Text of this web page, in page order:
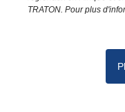
TRATON. Pour plus